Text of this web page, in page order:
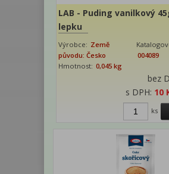
LAB - Puding vanilkový
lepku
Výrobce: Země
původu: Česko
004089
Hmotnost: 0,045 kg
bez
s DPH: 10
ks